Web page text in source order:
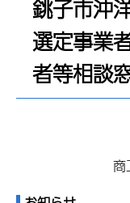
銚子市沖
選定事業
者等相談
商